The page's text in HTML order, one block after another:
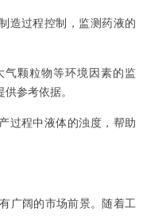
造过程控制，监测药液的
气颗粒物等环境因素的监
参考依据。
过程中液体的浊度，帮助
广阔的市场前景。随着工